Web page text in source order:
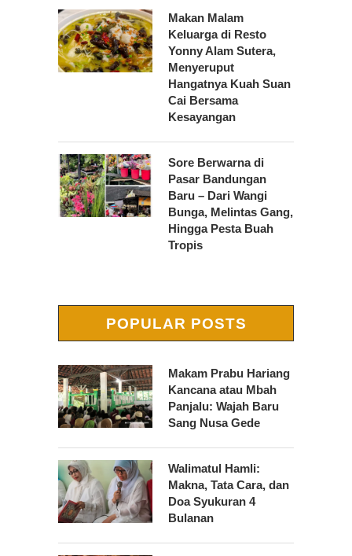
Makan Malam
Keluarga di Resto
Yonny Alam Sutera,
Menyeruput
Hangatnya Kuah Suan
Cai Bersama
Kesayangan
Sore Berwarna di
Pasar Bandungan
Baru – Dari Wangi
Bunga, Melintas Gang,
Hingga Pesta Buah
Tropis
POPULAR POSTS
Makam Prabu Hariang
Kancana atau Mbah
Panjalu: Wajah Baru
Sang Nusa Gede
Walimatul Hamli:
Makna, Tata Cara, dan
Doa Syukuran 4
Bulanan